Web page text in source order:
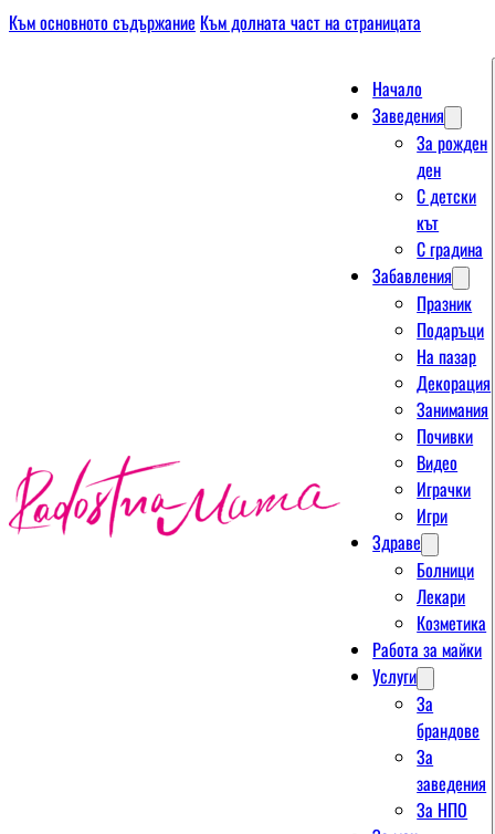
Към основното съдържание Към долната част на страницата
Начало
Заведения
За рожден
ден
С детски
кът
С градина
Забавления
Празник
Подаръци
На пазар
Декорация
Занимания
Почивки
Видео
Играчки
Игри
Здраве
Болници
Лекари
Козметика
Работа за майки
Услуги
За
брандове
За
заведения
За НПО